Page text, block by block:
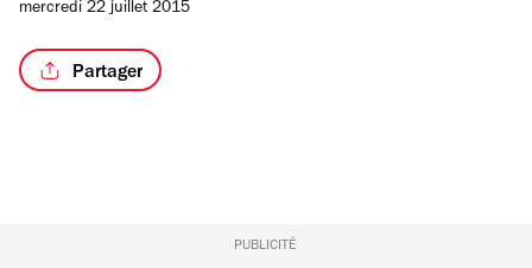
mercredi 22 juillet 2015
Partager
PUBLICITÉ